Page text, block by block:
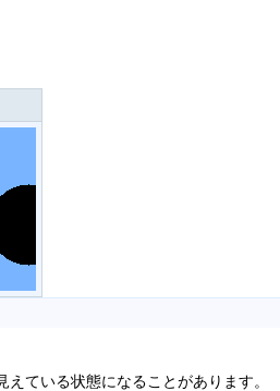
ている状態になることがあります。